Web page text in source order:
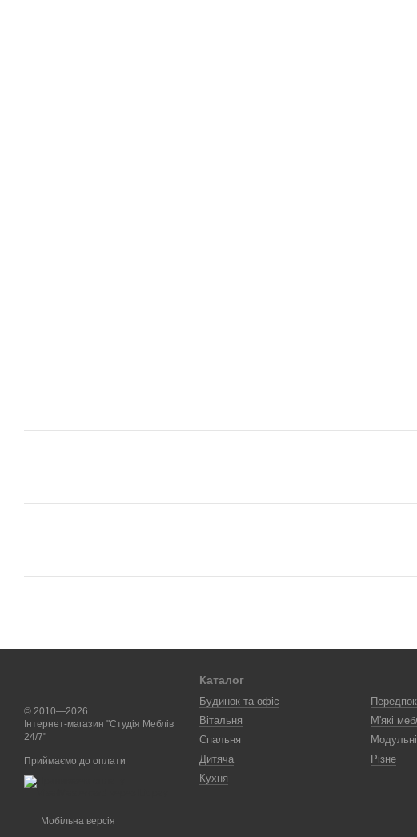
© 2010—2026
Інтернет-магазин "Студія Меблів
24/7"
Приймаємо до оплати
Мобільна версія
Каталог
Будинок та офіс
Вітальня
Спальня
Дитяча
Кухня
М'які
Різне